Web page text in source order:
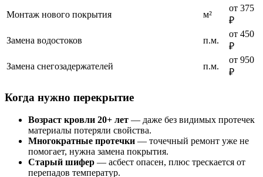
Монтаж нового покрытия
м²
от 375
₽
Замена водостоков
п.м.
от 450
₽
Замена снегозадержателей
п.м.
от 950
₽
Когда нужно перекрытие
Возраст кровли 20+ лет — даже без видимых протечек
материалы потеряли свойства.
Многократные протечки — точечный ремонт уже не
помогает, нужна замена покрытия.
Старый шифер — асбест опасен, плюс трескается от
перепадов температур.